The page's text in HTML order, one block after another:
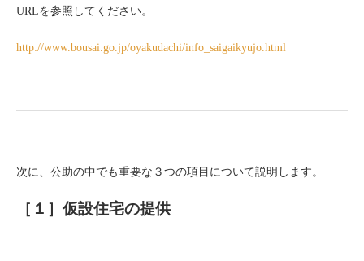
URLを参照してください。
http://www.bousai.go.jp/oyakudachi/info_saigaikyujo.html
次に、公助の中でも重要な３つの項目について説明します。
［１］仮設住宅の提供